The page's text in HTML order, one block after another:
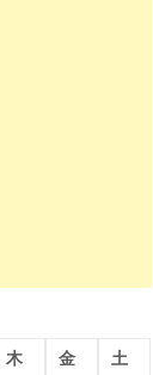
木 金 土